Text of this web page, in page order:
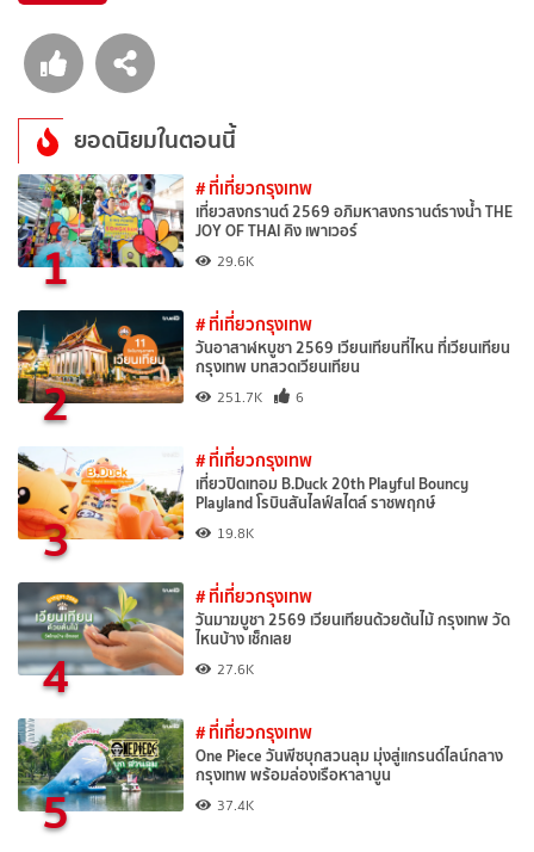
ยอดนิยมในตอนนี้
1
# ที่เที่ยวกรุงเทพ
เที่ยวสงกรานต์ 2569 อภิมหาสงกรานต์รางน้ำ THE
JOY OF THAI คิง เพาเวอร์
29.6K
2
# ที่เที่ยวกรุงเทพ
วันอาสาฬหบูชา 2569 เวียนเทียนที่ไหน ที่เวียนเทียน
กรุงเทพ บทสวดเวียนเทียน
251.7K 6
3
# ที่เที่ยวกรุงเทพ
เที่ยวปิดเทอม B.Duck 20th Playful Bouncy
Playland โรบินสันไลฟ์สไตล์ ราชพฤกษ์
19.8K
4
# ที่เที่ยวกรุงเทพ
วันมาฆบูชา 2569 เวียนเทียนด้วยต้นไม้ กรุงเทพ วัด
ไหนบ้าง เช็กเลย
27.6K
5
# ที่เที่ยวกรุงเทพ
One Piece วันพีซบุกสวนลุม มุ่งสู่แกรนด์ไลน์กลาง
กรุงเทพ พร้อมล่องเรือหาลาบูน
37.4K